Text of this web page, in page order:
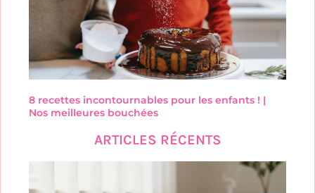
8 recettes incontournables pour les enfants ! |
Nos meilleures bouchées
ARTICLES RÉCENTS